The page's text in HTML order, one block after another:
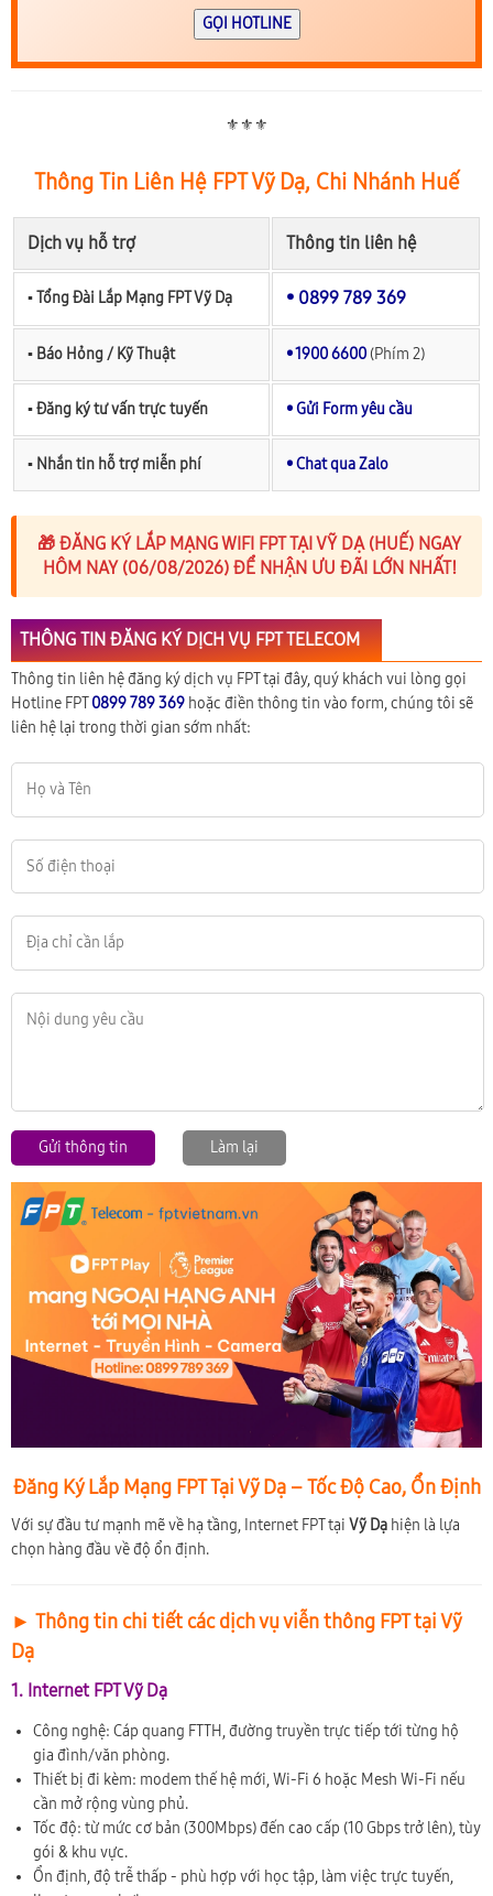
GỌI HOTLINE
⚜️⚜️⚜️
Thông Tin Liên Hệ FPT Vỹ Dạ, Chi Nhánh Huế
Dịch vụ hỗ trợ Thông tin liên hệ
▪︎ Tổng Đài Lắp Mạng FPT Vỹ Dạ • 0899 789 369
▪︎ Báo Hỏng / Kỹ Thuật • 1900 6600 (Phím 2)
▪︎ Đăng ký tư vấn trực tuyến • Gửi Form yêu cầu
▪︎ Nhắn tin hỗ trợ miễn phí • Chat qua Zalo
🎁 ĐĂNG KÝ LẮP MẠNG WIFI FPT TẠI VỸ DẠ (HUẾ) NGAY
HÔM NAY (06/08/2026) ĐỂ NHẬN ƯU ĐÃI LỚN NHẤT!
THÔNG TIN ĐĂNG KÝ DỊCH VỤ FPT TELECOM
Thông tin liên hệ đăng ký dịch vụ FPT tại đây, quý khách vui lòng gọi
Hotline FPT0899 789 369 hoặc điền thông tin vào form, chúng tôi sẽ
liên hệ lại trong thời gian sớm nhất:
Gửi thông tin Làm lại
Đăng Ký Lắp Mạng FPT Tại Vỹ Dạ – Tốc Độ Cao, Ổn Định
Với sự đầu tư mạnh mẽ về hạ tầng, Internet FPT tại Vỹ Dạ hiện là lựa
chọn hàng đầu về độ ổn định.
► Thông tin chi tiết các dịch vụ viễn thông FPT tại Vỹ
Dạ
1. Internet FPT Vỹ Dạ
Công nghệ: Cáp quang FTTH, đường truyền trực tiếp tới từng hộ
gia đình/văn phòng.
Thiết bị đi kèm: modem thế hệ mới, Wi-Fi 6 hoặc Mesh Wi-Fi nếu
cần mở rộng vùng phủ.
Tốc độ: từ mức cơ bản (300Mbps) đến cao cấp (10 Gbps trở lên), tùy
gói & khu vực.
Ổn định, độ trễ thấp - phù hợp với học tập, làm việc trực tuyến,